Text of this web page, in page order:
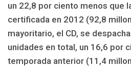
un 22,8 por ciento menos que
certificada en 2012 (92,8
mayoritario, el CD, se
unidades en total, un 16,6 por
temporada anterior (11,4